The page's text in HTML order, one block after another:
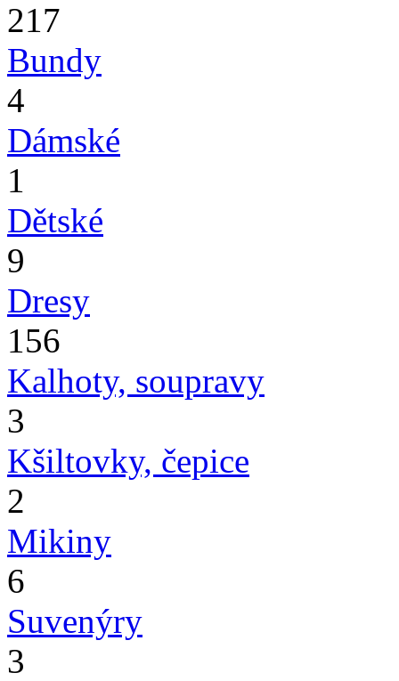
217
Bundy
4
Dámské
1
Dětské
9
Dresy
156
Kalhoty, soupravy
3
Kšiltovky, čepice
2
Mikiny
6
Suvenýry
3